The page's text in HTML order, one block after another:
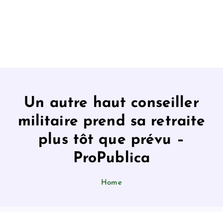
Un autre haut conseiller
militaire prend sa retraite
plus tôt que prévu –
ProPublica
Home